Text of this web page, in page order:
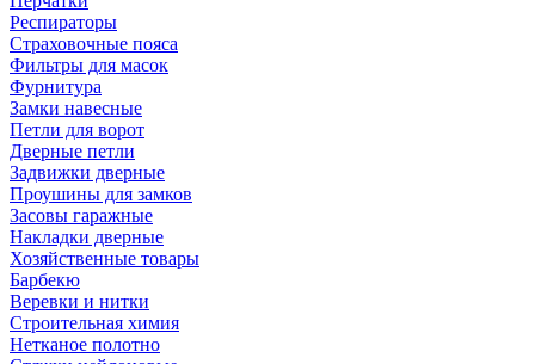
Респираторы
Страховочные пояса
Фильтры для масок
Фурнитура
Замки навесные
Петли для ворот
Дверные петли
Задвижки дверные
Проушины для замков
Засовы гаражные
Накладки дверные
Хозяйственные товары
Барбекю
Веревки и нитки
Строительная химия
Нетканое полотно